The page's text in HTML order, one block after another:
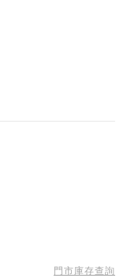
門市庫存查詢